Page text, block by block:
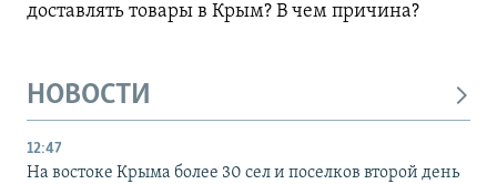
доставлять товары в Крым? В чем причина?
НОВОСТИ
12:47
На востоке Крыма более 30 сел и поселков второй день